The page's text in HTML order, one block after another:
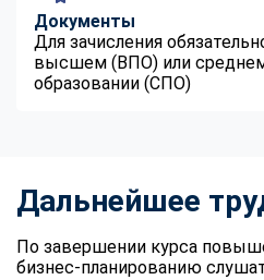
Документы
Для зачисления
высшем (ВПО) или
образовании (СПО)
Дальнейшее
По завершении курса
бизнес-планированию